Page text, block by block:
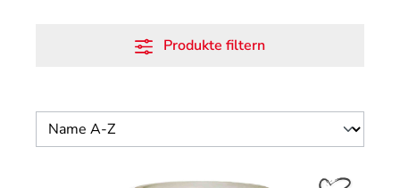
Produkte filtern